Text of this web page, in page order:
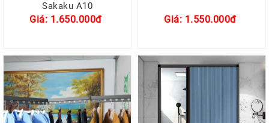
Sakaku A10
Giá: 1.650.000đ Giá: 1.550.000đ